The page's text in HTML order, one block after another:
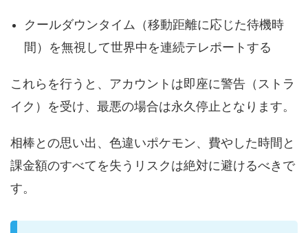
クールダウンタイム（移動距離に応じた待機時
間）を無視して世界中を連続テレポートする
これらを行うと、アカウントは即座に警告（ストラ
イク）を受け、最悪の場合は永久停止となります。
相棒との思い出、色違いポケモン、費やした時間と
課金額のすべてを失うリスクは絶対に避けるべきで
す。